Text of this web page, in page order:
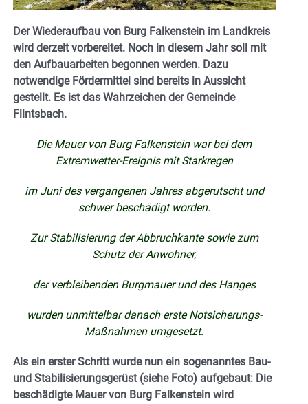
Der Wiederaufbau von Burg Falkenstein im Landkreis
wird derzeit vorbereitet. Noch in diesem Jahr soll mit
den Aufbauarbeiten begonnen werden. Dazu
notwendige Fördermittel sind bereits in Aussicht
gestellt. Es ist das Wahrzeichen der Gemeinde
Flintsbach.
Die Mauer von Burg Falkenstein war bei dem
Extremwetter-Ereignis mit Starkregen
im Juni des vergangenen Jahres abgerutscht und
schwer beschädigt worden.
Zur Stabilisierung der Abbruchkante sowie zum
Schutz der Anwohner,
der verbleibenden Burgmauer und des Hanges
wurden unmittelbar danach erste Notsicherungs-
Maßnahmen umgesetzt.
Als ein erster Schritt wurde nun ein sogenanntes Bau-
und Stabilisierungsgerüst (siehe Foto) aufgebaut: Die
beschädigte Mauer von Burg Falkenstein wird